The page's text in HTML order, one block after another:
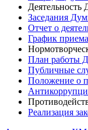
Деятельность
Заседания
Отчет о
График
План работы
Публичные
Положение о
Реализация